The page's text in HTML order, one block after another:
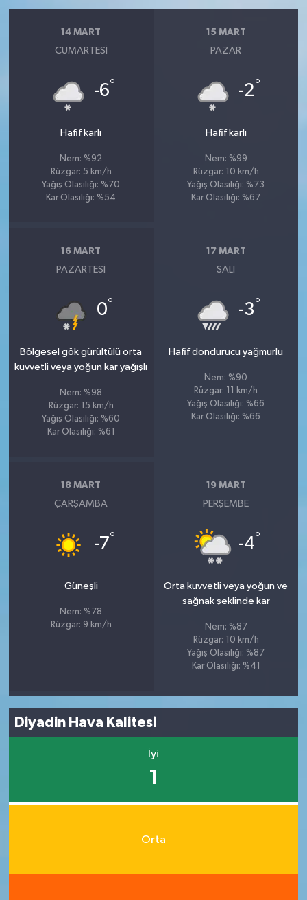
14 MART
CUMARTESI
-6°
Hafif karlı
Nem: %92
Rüzgar: 5 km/h
Yağış Olasılığı: %70
Kar Olasılığı: %54
15 MART
PAZAR
-2°
Hafif karlı
Nem: %99
Rüzgar: 10 km/h
Yağış Olasılığı: %73
Kar Olasılığı: %67
16 MART
PAZARTESI
0°
Bölgesel gök gürültülü orta
kuvvetli veya yoğun kar yağışlı
Nem: %98
Rüzgar: 15 km/h
Yağış Olasılığı: %60
Kar Olasılığı: %61
17 MART
SALI
-3°
Hafif dondurucu yağmurlu
Nem: %90
Rüzgar: 11 km/h
Yağış Olasılığı: %66
Kar Olasılığı: %66
18 MART
ÇARŞAMBA
-7°
Güneşli
Nem: %78
Rüzgar: 9 km/h
19 MART
PERŞEMBE
-4°
Orta kuvvetli veya yoğun ve
sağnak şeklinde kar
Nem: %87
Rüzgar: 10 km/h
Yağış Olasılığı: %87
Kar Olasılığı: %41
Diyadin Hava Kalitesi
İyi
1
Orta